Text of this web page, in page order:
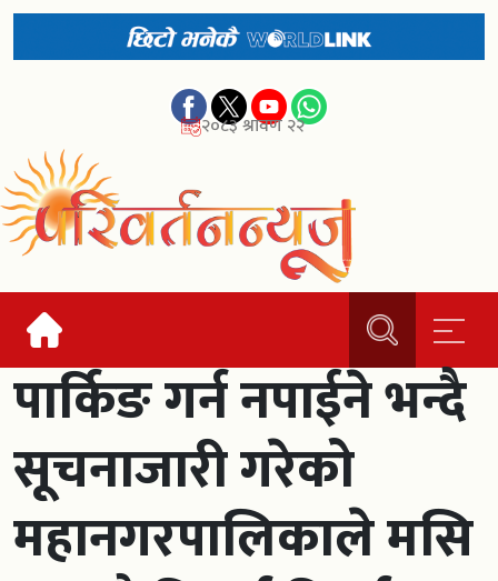
२०८३ श्रावण २२
पार्किङ गर्न नपाईने भन्दै
सूचनाजारी गरेको
महानगरपालिकाले मसि